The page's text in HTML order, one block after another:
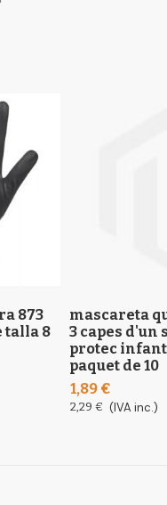
873
talla 8
mascareta
3 capes d'un
protec
paquet de 10
1,89 €
2,29 € (IVA inc.)